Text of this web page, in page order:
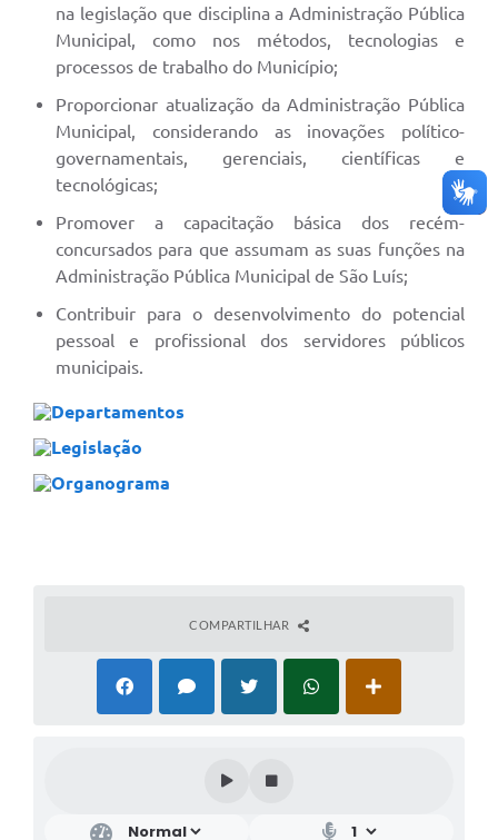
na legislação que disciplina a Administração Pública
Municipal, como nos métodos, tecnologias e
processos de trabalho do Município;
Proporcionar atualização da Administração Pública
Municipal, considerando as inovações político-
governamentais, gerenciais, científicas e
tecnológicas;
Promover a capacitação básica dos recém-
concursados para que assumam as suas funções na
Administração Pública Municipal de São Luís;
Contribuir para o desenvolvimento do potencial
pessoal e profissional dos servidores públicos
municipais.
Departamentos
Legislação
Organograma
COMPARTILHAR